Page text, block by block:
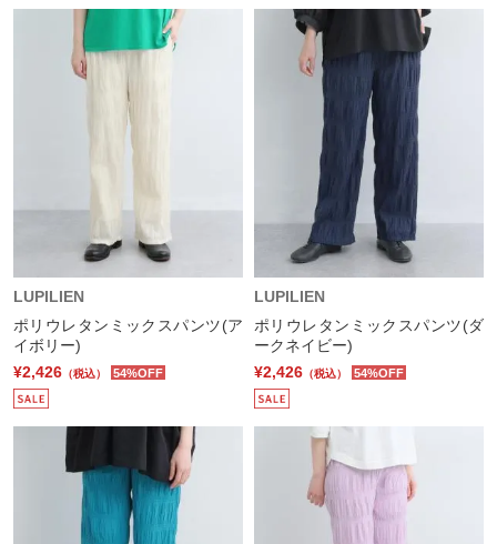
LUPILIEN
ポリウレタンミックスパンツ(ア
イボリー)
¥2,426 （税込） 54%OFF
LUPILIEN
ポリウレタンミックスパンツ(ダ
ークネイビー)
¥2,426 （税込） 54%OFF